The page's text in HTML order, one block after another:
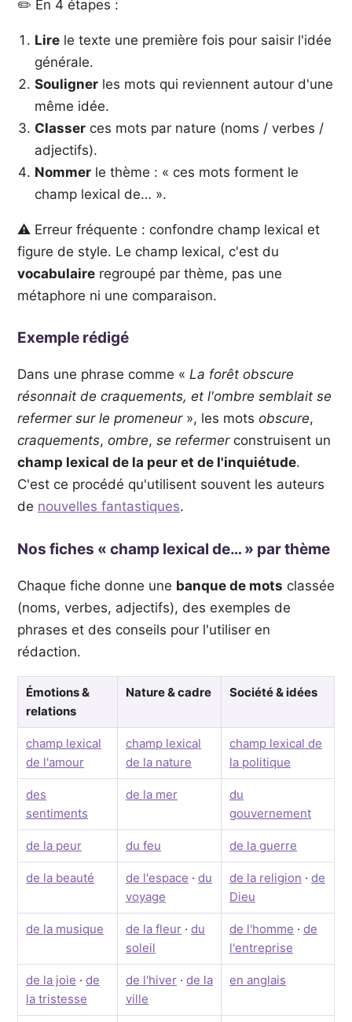
✏️ En 4 étapes :
Lire le texte une première fois pour saisir l'idée
générale.
Souligner les mots qui reviennent autour d'une
même idée.
Classer ces mots par nature (noms / verbes /
adjectifs).
Nommer le thème : « ces mots forment le
champ lexical de… ».
⚠️ Erreur fréquente : confondre champ lexical et
figure de style. Le champ lexical, c'est du
vocabulaire regroupé par thème, pas une
métaphore ni une comparaison.
Exemple rédigé
Dans une phrase comme « La forêt obscure
résonnait de craquements, et l'ombre semblait se
refermer sur le promeneur», les mots obscure,
craquements, ombre, se refermerconstruisent un
champ lexical de la peur et de l'inquiétude.
C'est ce procédé qu'utilisent souvent les auteurs
de nouvelles fantastiques.
Nos fiches « champ lexical de… » par thème
Chaque fiche donne une banque de mots classée
(noms, verbes, adjectifs), des exemples de
phrases et des conseils pour l'utiliser en
rédaction.
Émotions &
relations
Nature & cadre Société & idées
champ lexical
de l'amour
champ lexical
de la nature
champ lexical de
la politique
des
sentiments
de la mer
du
gouvernement
de la peur du feu de la guerre
de la beauté de l'espace · du
voyage
de la religion · de
Dieu
de la musique de la fleur · du
soleil
de l'homme · de
l'entreprise
de la joie · de
la tristesse
de l'hiver · de la
ville
en anglais